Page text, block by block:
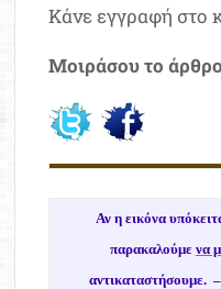
Κάνε εγγραφή στο
Μοιράσου το
Αν η εικόνα
παρακαλούμε να
αντικαταστήσουμε. –